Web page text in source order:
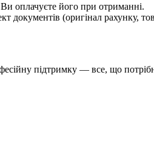
оплачуєте його при отриманні.
(оригінал рахунку,
підтримку — все, що